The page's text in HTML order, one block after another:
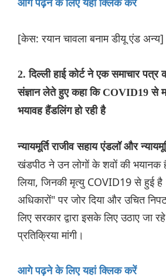
आगे पढ़ने के लिए यहां क्लिक करें
[केस: रयान चावला बनाम डीयू एंड अन्य]
2. दिल्ली हाई कोर्ट ने एक समाचार पत्र
संज्ञान लेते हुए कहा कि COVID19 से
भयावह हैंडलिंग हो रही है
न्यायमूर्ति राजीव सहाय एंडलॉ और
खंडपीठ ने उन लोगों के शवों की भयानक
लिया, जिनकी मृत्यु COVID19 से हुई
अधिकारों" पर जोर दिया और उचित
लिए सरकार द्वारा इसके लिए उठाए जा
प्रतिक्रिया मांगी।
आगे पढ़ने के लिए यहां क्लिक करें